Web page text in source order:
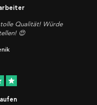
Qualität! Würde
😍
star